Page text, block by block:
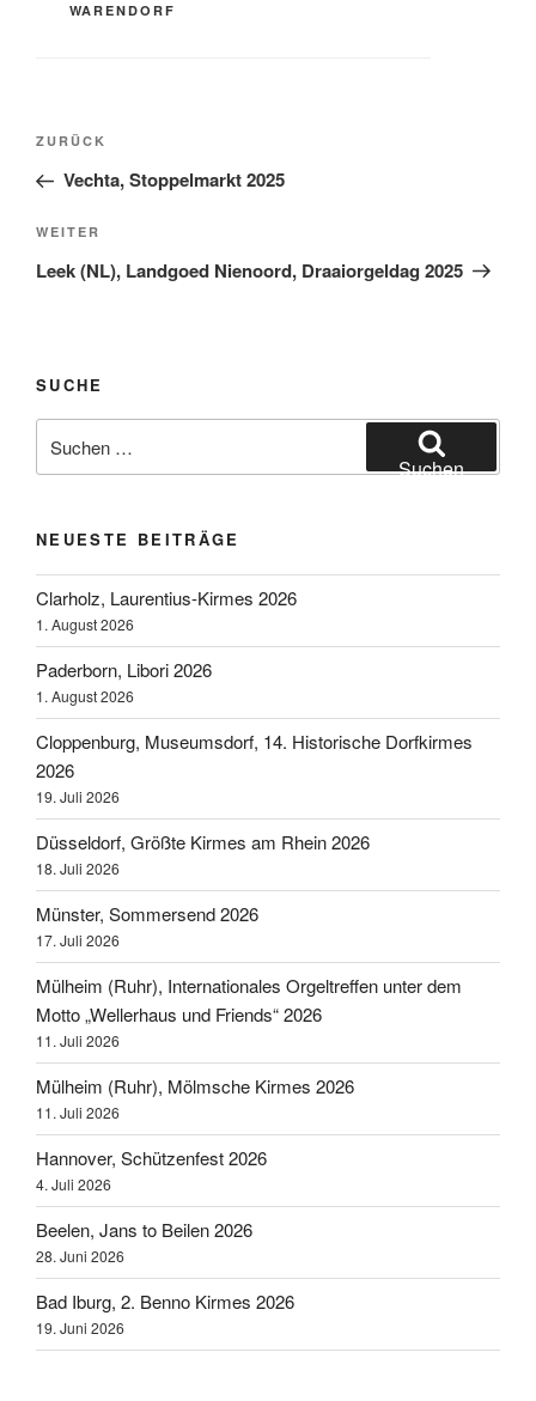
WARENDORF
Beitragsnavigation
Vorheriger
Beitrag
ZURÜCK
Vechta, Stoppelmarkt 2025
Nächster
Beitrag
WEITER
Leek (NL), Landgoed Nienoord, Draaiorgeldag 2025
SUCHE
nach:
Suchen
NEUESTE BEITRÄGE
Clarholz, Laurentius-Kirmes 2026
1. August 2026
Paderborn, Libori 2026
1. August 2026
Cloppenburg, Museumsdorf, 14. Historische Dorfkirmes
2026
19. Juli 2026
Düsseldorf, Größte Kirmes am Rhein 2026
18. Juli 2026
Münster, Sommersend 2026
17. Juli 2026
Mülheim (Ruhr), Internationales Orgeltreffen unter dem
Motto „Wellerhaus und Friends“ 2026
11. Juli 2026
Mülheim (Ruhr), Mölmsche Kirmes 2026
11. Juli 2026
Hannover, Schützenfest 2026
4. Juli 2026
Beelen, Jans to Beilen 2026
28. Juni 2026
Bad Iburg, 2. Benno Kirmes 2026
19. Juni 2026